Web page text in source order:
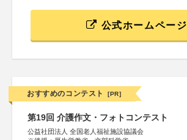
公式ホームページ
おすすめのコンテスト [PR]
第19回 介護作文・フォトコンテスト
公益社団法人 全国老人福祉施設協議会